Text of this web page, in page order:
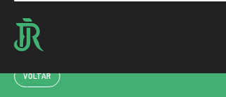
Home : Noticias : Equipes do Recreio da Juventude
VOLTAR